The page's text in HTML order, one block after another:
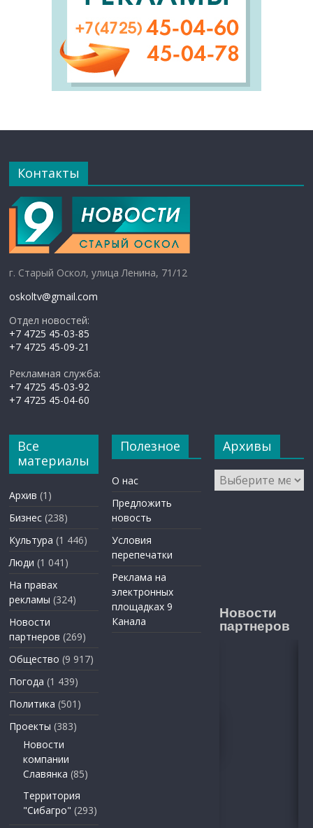
Контакты
г. Старый Оскол, улица Ленина, 71/12
oskoltv@gmail.com
Отдел новостей:
+7 4725 45-03-85
+7 4725 45-09-21
Рекламная служба:
+7 4725 45-03-92
+7 4725 45-04-60
Все
материалы
Архив (1)
Бизнес (238)
Культура (1 446)
Люди (1 041)
На правах
рекламы (324)
Новости
партнеров (269)
Общество (9 917)
Погода (1 439)
Политика (501)
Проекты (383)
Новости
компании
Славянка (85)
Территория
"Сибагро" (293)
Полезное
О нас
Предложить
новость
Условия
перепечатки
Реклама на
электронных
площадках 9
Канала
Архивы
Архивы
Новости
партнеров